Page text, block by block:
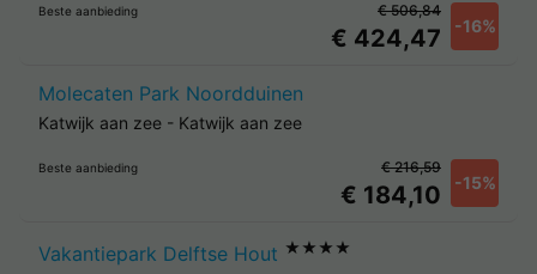
Beste aanbieding
€ 424,47 -16%
€ 506,84
Molecaten Park Noordduinen
Katwijk aan zee - Katwijk aan zee
Beste aanbieding
€ 184,10 -15%
€ 216,59
Vakantiepark Delftse Hout ★★★★